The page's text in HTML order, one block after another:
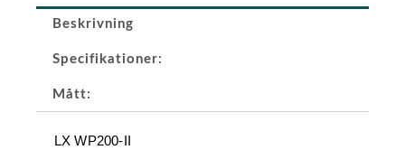
Beskrivning
Specifikationer:
Mått:
LX WP200-II